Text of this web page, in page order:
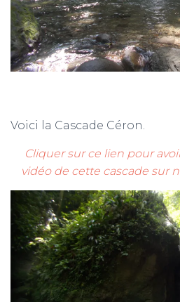
Voici la Cascade Céron.
Cliquer sur ce lien pour
vidéo de cette cascade sur